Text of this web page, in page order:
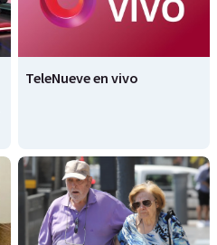
TeleNueve en vivo